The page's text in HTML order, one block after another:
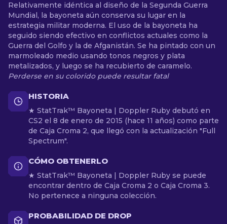
Relativamente idéntica al diseño de la Segunda Guerra
Mundial, la bayoneta aún conserva su lugar en la
estrategia militar moderna. El uso de la bayoneta ha
seguido siendo efectivo en conflictos actuales como la
Guerra del Golfo y la de Afganistán. Se ha pintado con un
marmoleado medio usando tonos negros y plata
metalizados, y luego se ha recubierto de caramelo.
Perderse en su colorido puede resultar fatal
HISTORIA
★ StatTrak™ Bayoneta | Doppler Ruby debutó en
CS2 el 8 de enero de 2015 (hace 11 años) como parte
de Caja Croma 2, que llegó con la actualización "Full
Spectrum".
CÓMO OBTENERLO
★ StatTrak™ Bayoneta | Doppler Ruby se puede
encontrar dentro de Caja Croma 2 o Caja Croma 3.
No pertenece a ninguna colección.
PROBABILIDAD DE DROP